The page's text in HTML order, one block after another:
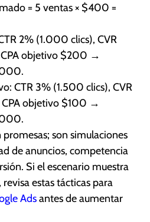
= 5 ventas × $400 =
2% (1.000 clics), CVR
objetivo $200 →
CTR 3% (1.500 clics), CVR
objetivo $100 →
son simulaciones
de anuncios, competencia
Si el escenario muestra
estas tácticas para
Adsantes de aumentar